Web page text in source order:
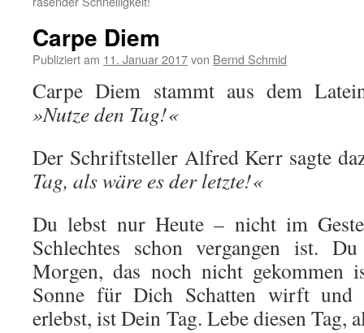
Carpe Diem
Publiziert am 11. Januar 2017von Bernd Schmid
Carpe Diem stammt aus dem
»Nutze den Tag!«
Der Schriftsteller Alfred Kerr sagte
Tag, als wäre es der letzte!«
Du lebst nur Heute – nicht im
Schlechtes schon vergangen ist.
Morgen, das noch nicht gekommen
Sonne für Dich Schatten wirft und
erlebst, ist Dein Tag. Lebe diesen Tag,